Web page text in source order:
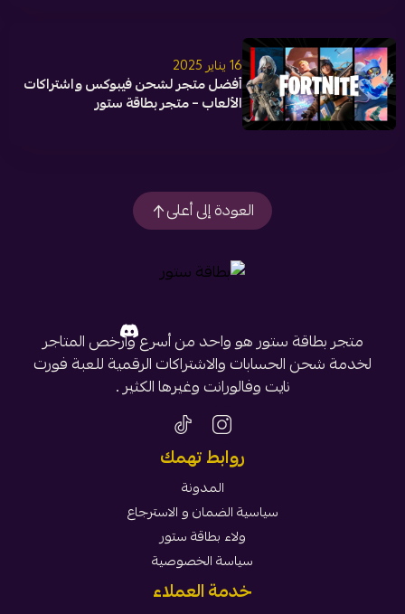
16 يناير 2025
أفضل متجر لشحن فيبوكس واشتراكات
الألعاب – متجر بطاقة ستور
العودة إلى أعلى
متجر بطاقة ستور هو واحد من أسرع وأرخص المتاجر
لخدمة شحن الحسابات والاشتراكات الرقمية للعبة فورت
نايت وفالورانت وغيرها الكثير .
روابط تهمك
المدونة
سياسية الضمان و الاسترجاع
ولاء بطاقة ستور
سياسة الخصوصية
خدمة العملاء